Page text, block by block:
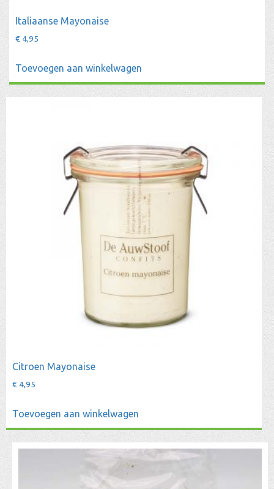
Italiaanse Mayonaise
€ 4,95
Toevoegen aan winkelwagen
Citroen Mayonaise
€4,95
Toevoegen aan winkelwagen